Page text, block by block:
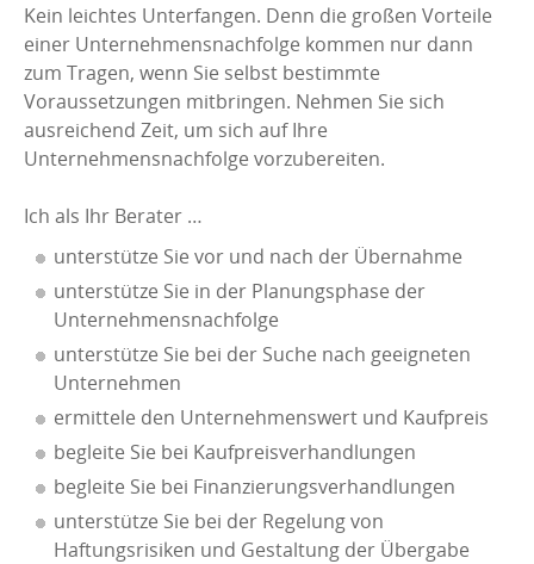
Kein leichtes Unterfangen. Denn die großen Vorteile
einer Unternehmensnachfolge kommen nur dann
zum Tragen, wenn Sie selbst bestimmte
Voraussetzungen mitbringen. Nehmen Sie sich
ausreichend Zeit, um sich auf Ihre
Unternehmensnachfolge vorzubereiten.
Ich als Ihr Berater …
unterstütze Sie vor und nach der Übernahme
unterstütze Sie in der Planungsphase der
Unternehmensnachfolge
unterstütze Sie bei der Suche nach geeigneten
Unternehmen
ermittele den Unternehmenswert und Kaufpreis
begleite Sie bei Kaufpreisverhandlungen
begleite Sie bei Finanzierungsverhandlungen
unterstütze Sie bei der Regelung von
Haftungsrisiken und Gestaltung der Übergabe